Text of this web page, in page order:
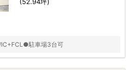
駐車場3台可